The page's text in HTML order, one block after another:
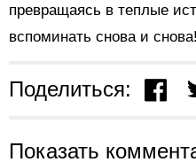
превращаясь в теплые
вспоминать снова и снова!
Поделиться:
Показать